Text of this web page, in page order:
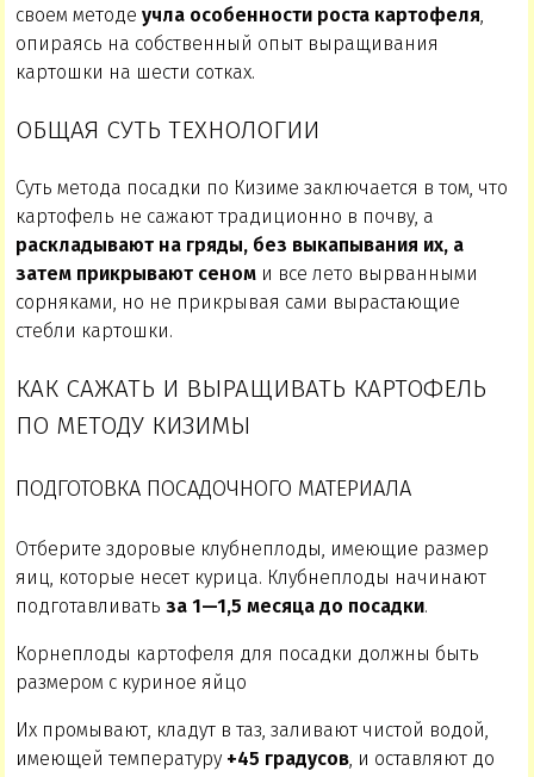
своем методеучла особенности роста картофеля,
опираясь на собственный опыт выращивания
картошки на шести сотках.
ОБЩАЯ СУТЬ ТЕХНОЛОГИИ
Суть метода посадки по Кизиме заключается в том, что
картофель не сажают традиционно в почву, а
раскладывают на гряды, без выкапывания их, а
затем прикрывают сеном и все лето вырванными
сорняками, но не прикрывая сами вырастающие
стебли картошки.
КАК САЖАТЬ И ВЫРАЩИВАТЬ КАРТОФЕЛЬ
ПО МЕТОДУ КИЗИМЫ
ПОДГОТОВКА ПОСАДОЧНОГО МАТЕРИАЛА
Отберите здоровые клубнеплоды, имеющие размер
яиц, которые несет курица. Клубнеплоды начинают
подготавливатьза 1—1,5 месяца до посадки.
Корнеплоды картофеля для посадки должны быть
размером с куриное яйцо
Их промывают, кладут в таз, заливают чистой водой,
имеющей температуру +45 градусов , и оставляют до